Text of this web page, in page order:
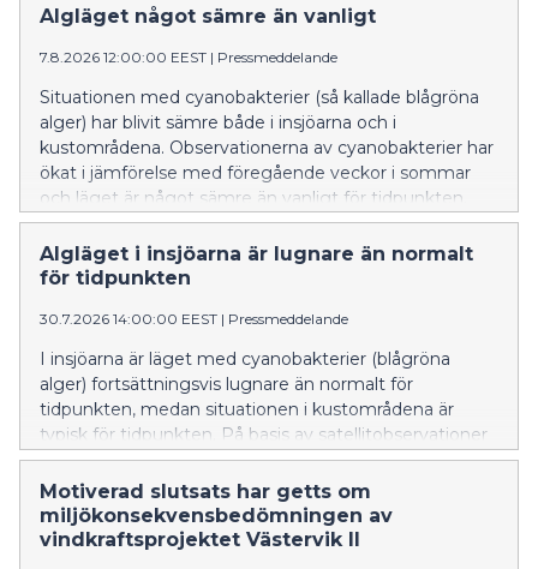
Algläget något sämre än vanligt
7.8.2026 12:00:00 EEST | Pressmeddelande
Situationen med cyanobakterier (så kallade blågröna
alger) har blivit sämre både i insjöarna och i
kustområdena. Observationerna av cyanobakterier har
ökat i jämförelse med föregående veckor i sommar
och läget är något sämre än vanligt för tidpunkten.
Algläget i insjöarna är lugnare än normalt
för tidpunkten
30.7.2026 14:00:00 EEST | Pressmeddelande
I insjöarna är läget med cyanobakterier (blågröna
alger) fortsättningsvis lugnare än normalt för
tidpunkten, medan situationen i kustområdena är
typisk för tidpunkten. På basis av satellitobservationer
har det i de östra delarna av Finska viken förekommit
algblomningar, alltså massförekomster av
cyanobakterier.
Motiverad slutsats har getts om
miljökonsekvensbedömningen av
vindkraftsprojektet Västervik II